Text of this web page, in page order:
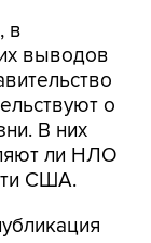
в
выводов
о
В них
ли НЛО
США.